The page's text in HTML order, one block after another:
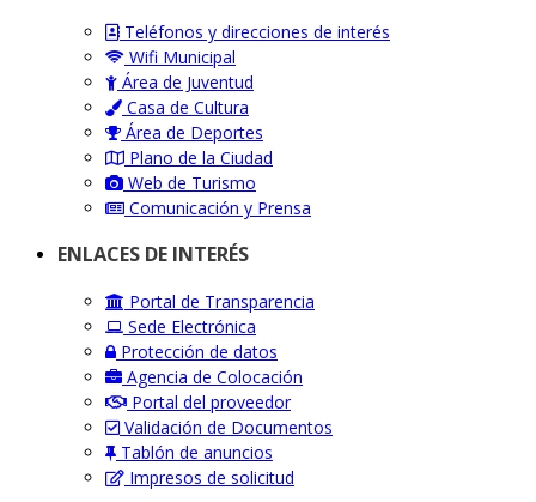
Teléfonos y direcciones de interés
Wifi Municipal
Área de Juventud
Casa de Cultura
Área de Deportes
Plano de la Ciudad
Web de Turismo
Comunicación y Prensa
ENLACES DE INTERÉS
Portal de Transparencia
Sede Electrónica
Protección de datos
Agencia de Colocación
Portal del proveedor
Validación de Documentos
Tablón de anuncios
Impresos de solicitud